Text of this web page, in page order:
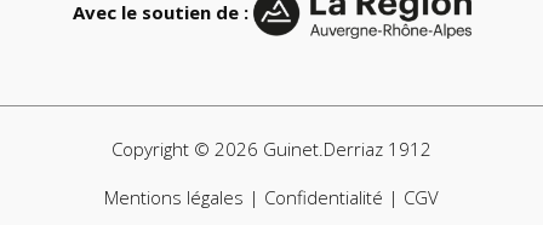
Avec le soutien de :
Copyright © 2026 Guinet.Derriaz 1912
Mentions légales | Confidentialité | CGV